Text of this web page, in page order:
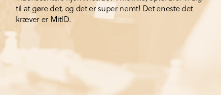
til at gøre det, og det er super nemt! Det eneste det
kræver er MitID.